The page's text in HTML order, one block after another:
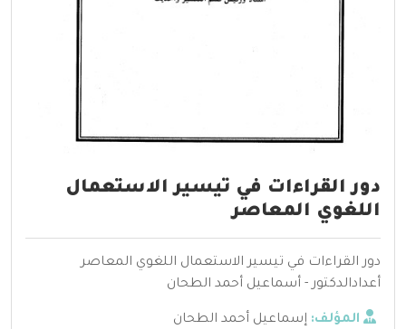
دور القراءات في تيسير الاستعمال
اللغوي المعاصر
دور القراءات في تيسير الاستعمال اللغوي المعاصر
أعدادالدكتور - أسماعيل أحمد الطحان
المؤلف: إسماعيل أحمد الطحان